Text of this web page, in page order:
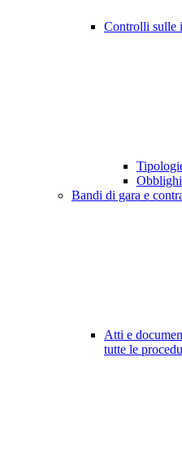
Controlli sulle
Bandi di gara e
Atti e
tutte le